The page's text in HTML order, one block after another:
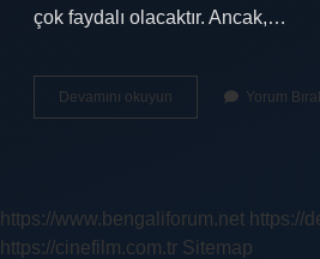
çok faydalı olacaktır. Ancak,…
Devamını okuyun
Iltihaba
Yorum
https://www.bengaliforum.net https://
https://cinefilm.com.tr Sitemap